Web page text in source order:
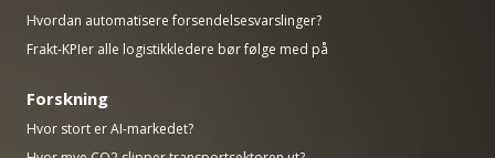
Hvordan automatisere forsendelsesvarslinger?
Frakt-KPIer alle logistikkledere bør følge med på
Forskning
Hvor stort er AI-markedet?